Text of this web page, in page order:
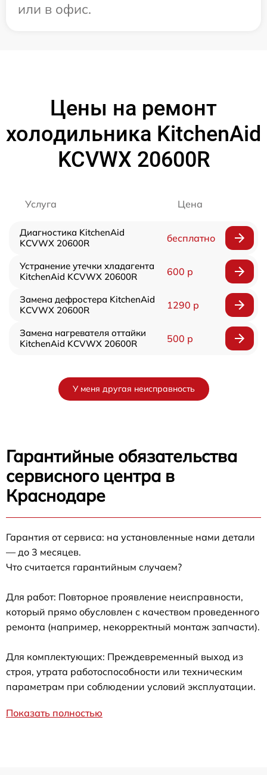
или в офис.
Цены на ремонт
холодильника KitchenAid
KCVWX 20600R
Услуга Цена
Диагностика KitchenAid
KCVWX 20600R
бесплатно
Устранение утечки хладагента
KitchenAid KCVWX 20600R
600 р
Замена дефростера KitchenAid
KCVWX 20600R
1290 р
Замена нагревателя оттайки
KitchenAid KCVWX 20600R
500 р
У меня другая неисправность
Гарантийные обязательства
сервисного центра в
Краснодаре
Гарантия от сервиса: на установленные нами детали
— до 3 месяцев.
Что считается гарантийным случаем?
Для работ: Повторное проявление неисправности,
который прямо обусловлен с качеством проведенного
ремонта (например, некорректный монтаж запчасти).
Для комплектующих: Преждевременный выход из
строя, утрата работоспособности или техническим
параметрам при соблюдении условий эксплуатации.
Показать полностью